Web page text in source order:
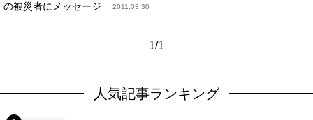
の被災者にメッセージ
2011.03.30
1/1
人気記事ランキング